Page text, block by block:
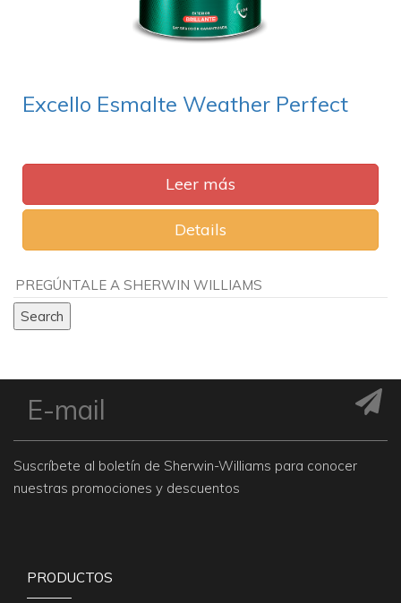
Excello Esmalte Weather Perfect
Leer más
Details
Suscríbete al boletín de Sherwin-Williams para conocer
nuestras promociones y descuentos
PRODUCTOS